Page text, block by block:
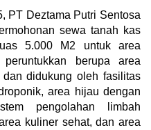
PT Deztama Putri Sentosa
sewa tanah kas
5.000 M2 untuk area
berupa area
didukung oleh fasilitas
area hijau dengan
pengolahan limbah
kuliner sehat, dan area